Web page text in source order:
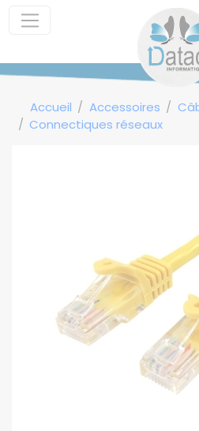
Accueil Accessoires
Connectiques réseaux
Panneau de gestion des cookies